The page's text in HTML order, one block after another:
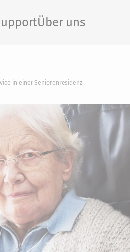
Über uns
in einer Seniorenresidenz